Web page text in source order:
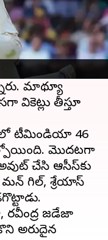
స్పిన్నర్లు
మాథ్యూ
తీస్తూ
టీమిండియా 46
కోల్పోయింది. మొదటగా
చేసి ఆసీస్‌కు
మన్ గిల్, శ్రేయాస్
జడేజా
అరుదైన